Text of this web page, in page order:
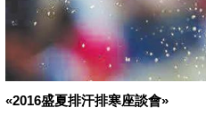
«2016盛夏排汗排寒座談會»